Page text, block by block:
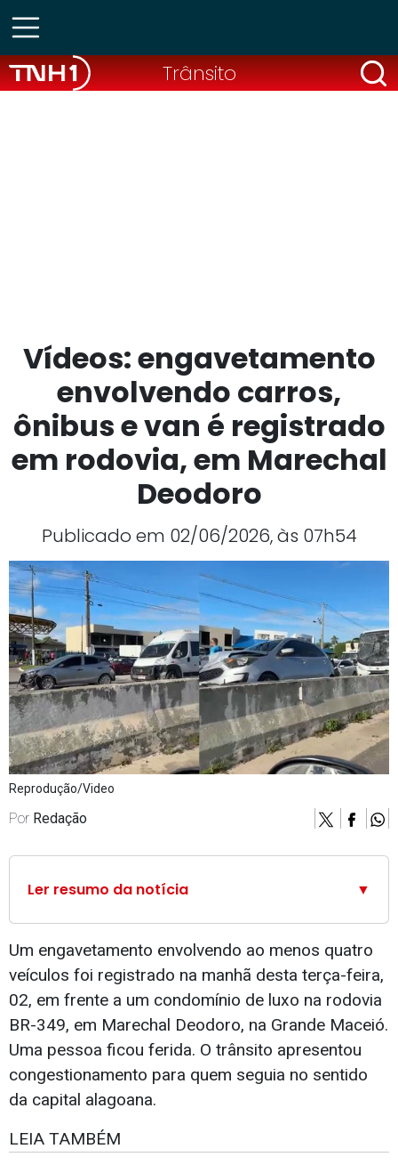
Trânsito
Vídeos: engavetamento
envolvendo carros,
ônibus e van é registrado
em rodovia, em Marechal
Deodoro
Publicado em 02/06/2026, às 07h54
Reprodução/Video
Por Redação
Ler resumo da notícia ▼
Um engavetamento envolvendo ao menos quatro
veículos foi registrado na manhã desta terça-feira,
02, em frente a um condomínio de luxo na rodovia
BR-349, em Marechal Deodoro, na Grande Maceió.
Uma pessoa ficou ferida. O trânsito apresentou
congestionamento para quem seguia no sentido
da capital alagoana.
LEIA TAMBÉM